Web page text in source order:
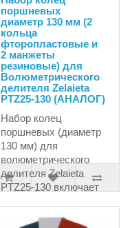
поршневых
диаметр 130 мм (2
кольца
фторопластовые и
2 манжеты
резиновые) для
Волюметрического
делителя Zelaieta
PTZ25-130 (АНАЛОГ)
Набор колец
поршневых (диаметр
130 мм) для
волюметрического
делителя Zelaieta
PTZ25-130 включает
22298.59руб.